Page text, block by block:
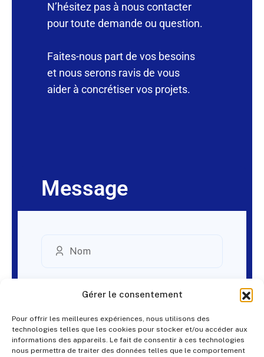
Gérer le consentement
Pour offrir les meilleures expériences, nous utilisons des
technologies telles que les cookies pour stocker et/ou accéder aux
informations des appareils. Le fait de consentir à ces technologies
nous permettra de traiter des données telles que le comportement
N’hésitez pas à nous contacter
pour toute demande ou question.
Faites-nous part de vos besoins
et nous serons ravis de vous
aider à concrétiser vos projets.
Message